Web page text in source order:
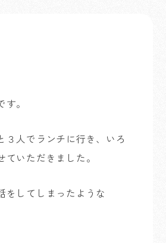
。
３人でランチに行き、いろ
いただきました。
をしてしまったような